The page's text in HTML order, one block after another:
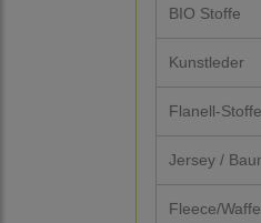
BIO Stoffe
Kunstleder
Flanell-Stoffe
Jersey /
Fleece/